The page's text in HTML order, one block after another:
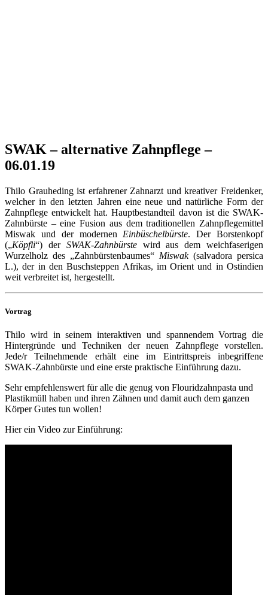
SWAK – alternative Zahnpflege –
06.01.19
Thilo Grauheding ist erfahrener Zahnarzt und kreativer Freidenker,
welcher in den letzten Jahren eine neue und natürliche Form der
Zahnpflege entwickelt hat. Hauptbestandteil davon ist die SWAK-
Zahnbürste – eine Fusion aus dem traditionellen Zahnpflegemittel
Miswak und der modernen Einbüschelbürste. Der Borstenkopf
(„Köpfli“) der SWAK-Zahnbürstewird ausdem weichfaserigen
Wurzelholz des „Zahnbürstenbaumes“ Miswak(salvadora persica
L.), der in den Buschsteppen Afrikas, im Orient und in Ostindien
weit verbreitet ist, hergestellt.
Vortrag
Thilo wird in seinem interaktiven und spannendem Vortrag die
Hintergründe und Techniken der neuen Zahnpflege vorstellen.
Jede/r Teilnehmende erhält eine im Eintrittspreis inbegriffene
SWAK-Zahnbürste und eine erste praktische Einführung dazu.
Sehr empfehlenswert für alle die genug von Flouridzahnpasta und
Plastikmüll haben und ihren Zähnen und damit auch dem ganzen
Körper Gutes tun wollen!
Hier ein Video zur Einführung: